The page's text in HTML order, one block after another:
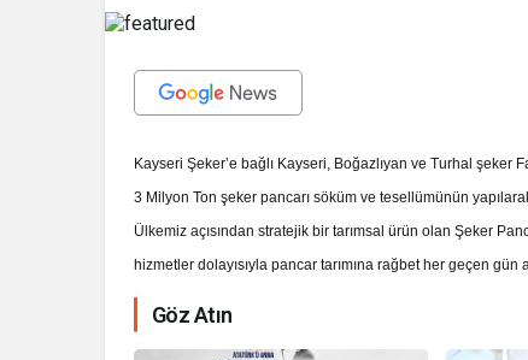
Kayseri Şeker’e bağlı Kayseri, Boğazlıyan ve Turhal
3 Milyon Ton şeker pancarı söküm ve tesellümünün
Ülkemiz açısından stratejik bir tarımsal ürün olan Şeker
hizmetler dolayısıyla pancar tarımına rağbet her geçen gün
Göz Atın